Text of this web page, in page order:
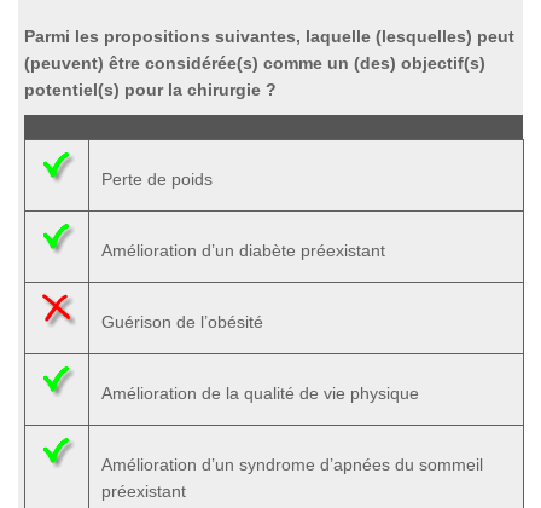
Parmi les propositions suivantes, laquelle (lesquelles) peut
(peuvent) être considérée(s) comme un (des) objectif(s)
potentiel(s) pour la chirurgie ?
Perte de poids
Amélioration d’un diabète préexistant
Guérison de l’obésité
Amélioration de la qualité de vie physique
Amélioration d’un syndrome d’apnées du sommeil
préexistant